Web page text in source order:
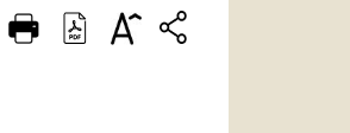
FRANÇAIS